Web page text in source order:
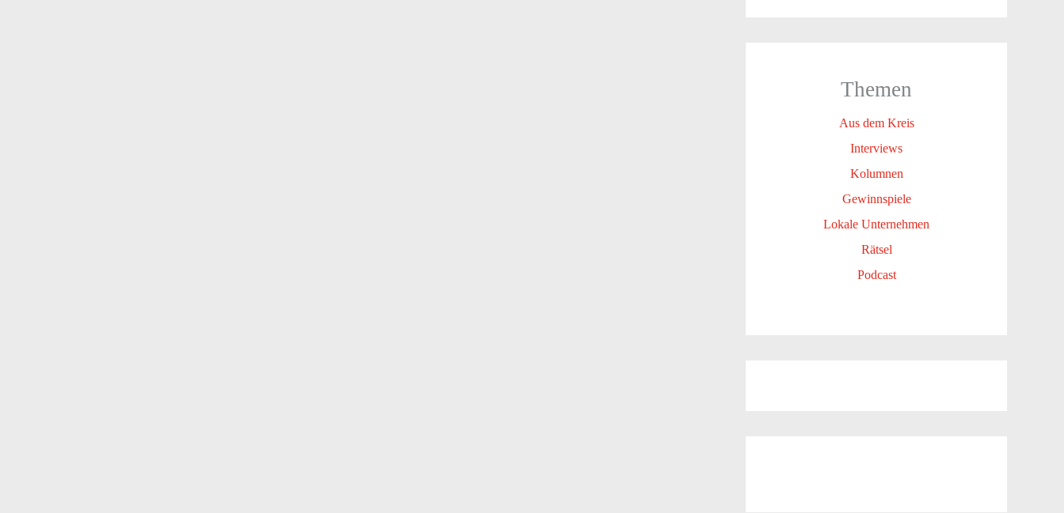
Themen
Aus dem Kreis
Interviews
Kolumnen
Gewinnspiele
Lokale Unternehmen
Rätsel
Podcast